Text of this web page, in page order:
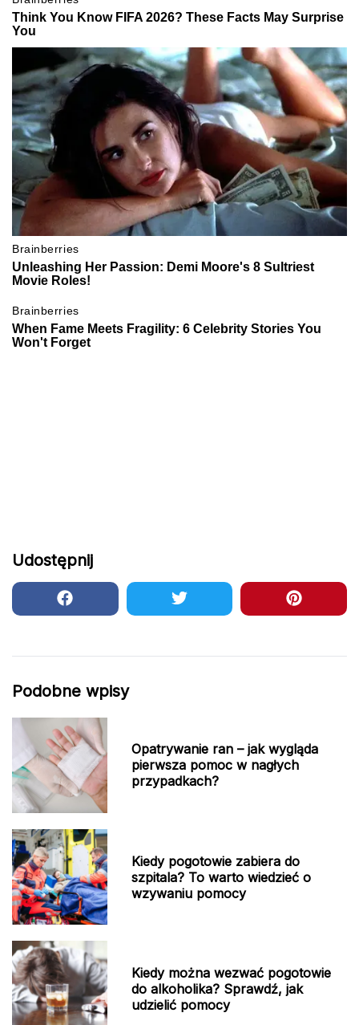
Udostępnij
Podobne wpisy
Opatrywanie ran – jak wygląda
pierwsza pomoc w nagłych
przypadkach?
Kiedy pogotowie zabiera do
szpitala? To warto wiedzieć o
wzywaniu pomocy
Kiedy można wezwać pogotowie
do alkoholika? Sprawdź, jak
udzielić pomocy